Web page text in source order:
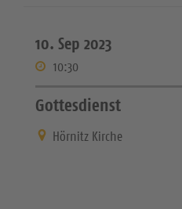
10. Sep 2023
10:30
Gottesdienst
Hörnitz Kirche